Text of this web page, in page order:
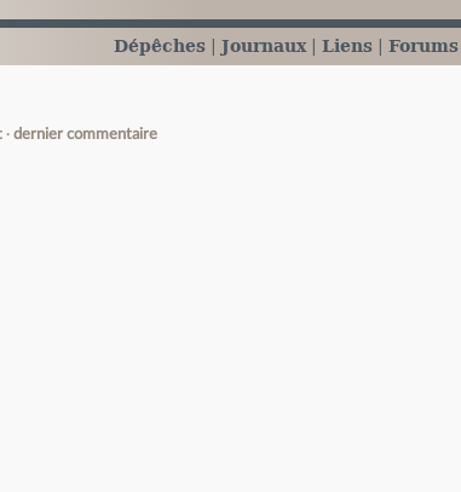
Dépêches Journaux Liens Forums
dernier commentaire